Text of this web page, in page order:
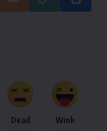
Dead Wink